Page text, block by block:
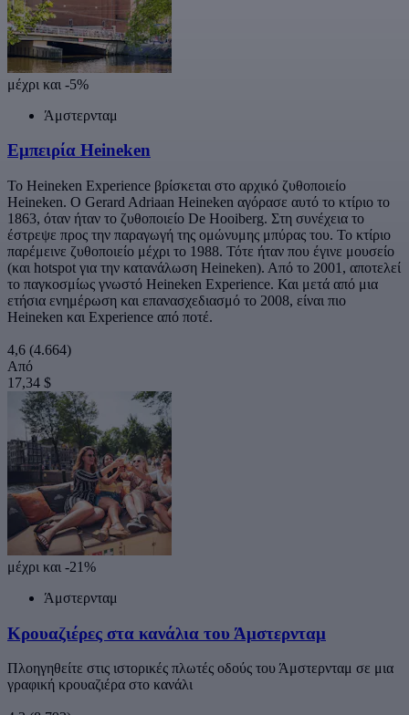
μέχρι και -5%
Άμστερνταμ
Εμπειρία Heineken
Το Heineken Experience βρίσκεται στο αρχικό ζυθοποιείο
Heineken. Ο Gerard Adriaan Heineken αγόρασε αυτό το κτίριο το
1863, όταν ήταν το ζυθοποιείο De Hooiberg. Στη συνέχεια το
έστρεψε προς την παραγωγή της ομώνυμης μπύρας του. Το κτίριο
παρέμεινε ζυθοποιείο μέχρι το 1988. Τότε ήταν που έγινε μουσείο
(και hotspot για την κατανάλωση Heineken). Από το 2001, αποτελεί
το παγκοσμίως γνωστό Heineken Experience. Και μετά από μια
ετήσια ενημέρωση και επανασχεδιασμό το 2008, είναι πιο
Heineken και Experience από ποτέ.
4,6 (4.664)
Από
17,34 $
μέχρι και -21%
Άμστερνταμ
Κρουαζιέρες στα κανάλια του Άμστερνταμ
Πλοηγηθείτε στις ιστορικές πλωτές οδούς του Άμστερνταμ σε μια
γραφική κρουαζιέρα στο κανάλι